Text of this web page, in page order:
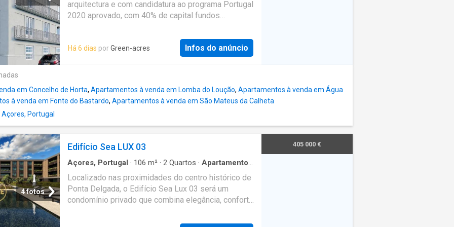
arquitectura e com candidatura ao programa Portugal
2020 aprovado, com 40% de capital fundos
de 745 metros quadrados e 424 metros quadrados
de área bruta privativa. Tem a finalidade de criar uma
Heroísmo, em pleno centro histórico, na segunda
linha de mar, com vista mar, a minutos a pé do porto
oportunidade de negócio, com excelentes
Há 6 dias porGreen-acres Infos do anúncio
em Concelho de Horta, Apartamentos à venda em Lomba do Loução, Apartamentos à venda em Água
à venda em Fonte do Bastardo, Apartamentos à venda em São Mateus da Calheta
Portugal
4 fotos
Edifício Sea LUX 03
Açores, Portugal · 106 m² · 2 Quartos · Apartamento ·
Localizado nas proximidades do centro histórico de
Ponta Delgada, o Edifício Sea Lux 03 será um
condomínio privado que combina elegância, conforto
apartamentos de tipologias T1, T2 e T3, dois
405 000 €